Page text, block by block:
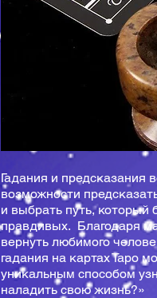
Гадания и предсказания
возможности
и выбрать путь, который
правдивых. Благодаря
вернуть любимого
гадания на картах Таро
уникальным способом
наладить свою жизнь?»